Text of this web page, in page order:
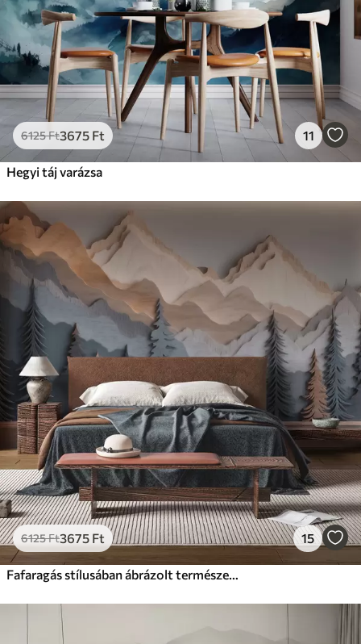
6125Ft3675 Ft 11
Hegyi táj varázsa
6125Ft3675 Ft 15